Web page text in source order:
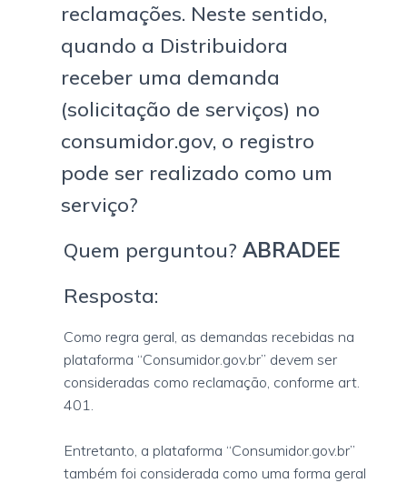
reclamações. Neste sentido,
quando a Distribuidora
receber uma demanda
(solicitação de serviços) no
consumidor.gov, o registro
pode ser realizado como um
serviço?
Quem perguntou? ABRADEE
Resposta:
Como regra geral, as demandas recebidas na
plataforma “Consumidor.gov.br” devem ser
consideradas como reclamação, conforme art.
401.
Entretanto, a plataforma “Consumidor.gov.br”
também foi considerada como uma forma geral